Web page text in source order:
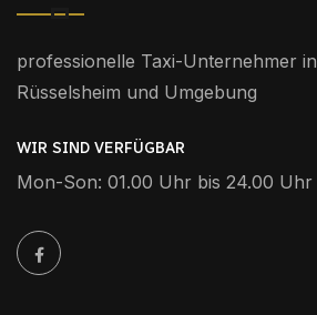
professionelle Taxi-Unternehmer in
Rüsselsheim und Umgebung
WIR SIND VERFÜGBAR
Mon-Son: 01.00 Uhr bis 24.00 Uhr